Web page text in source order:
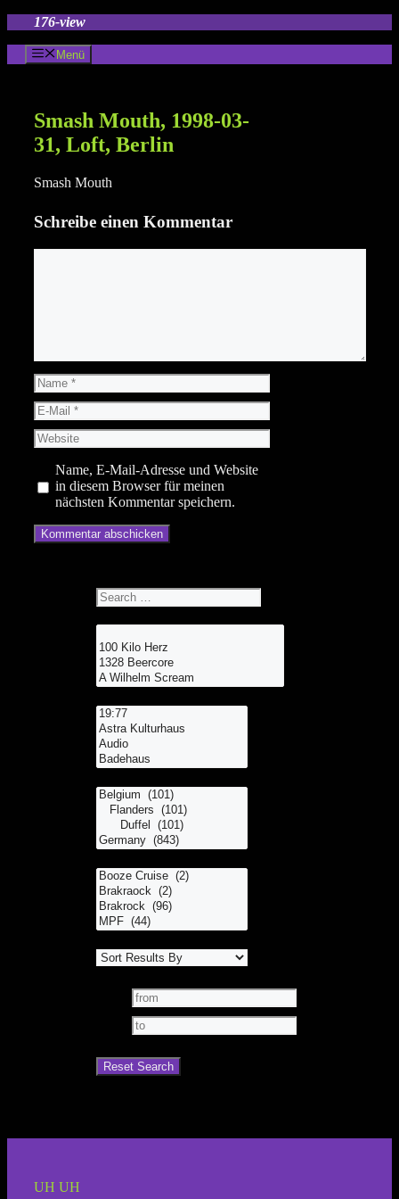
springen
176-view
Menü
Smash Mouth, 1998-03-
31, Loft, Berlin
Smash Mouth
Schreibe einen Kommentar
Name
E-
Mail
Website
Name, E-Mail-Adresse und Website
in diesem Browser für meinen
nächsten Kommentar speichern.
UH UH